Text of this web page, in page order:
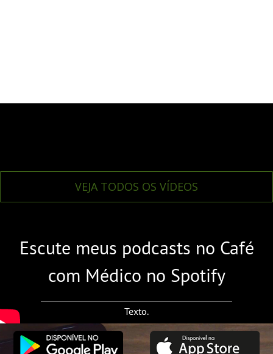
VEJA TODOS OS VÍDEOS
Escute meus podcasts no Café
com Médico no Spotify
Texto.